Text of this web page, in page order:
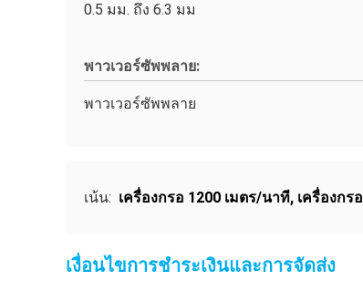
0.5 มม. ถึง 6.3 มม
พาวเวอร์ซัพพลาย:
พาวเวอร์ซัพพลาย
เน้น: เครื่องกรอ 1200 เมตร/นาที, เครื่องกร
เงื่อนไขการชำระเงินและการจัดส่ง